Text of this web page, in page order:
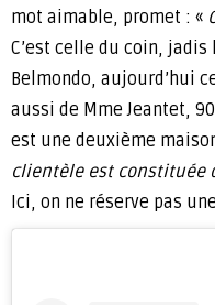
mot aimable, promet : «
C’est celle du coin, jadis
Belmondo, aujourd’hui
aussi de Mme Jeantet,
est une deuxième
clientèle est constituée
Ici, on ne réserve pas